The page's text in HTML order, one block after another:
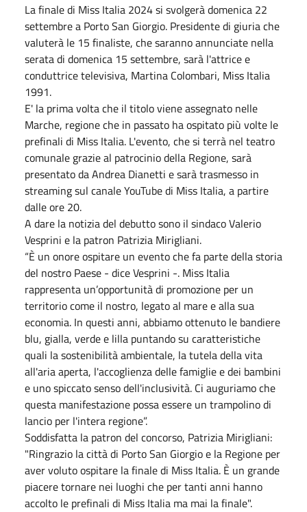
La finale di Miss Italia 2024 si svolgerà domenica 22
settembre a Porto San Giorgio. Presidente di giuria che
valuterà le 15 finaliste, che saranno annunciate nella
serata di domenica 15 settembre, sarà l'attrice e
conduttrice televisiva, Martina Colombari, Miss Italia
1991.
E' la prima volta che il titolo viene assegnato nelle
Marche, regione che in passato ha ospitato più volte le
prefinali di Miss Italia. L'evento, che si terrà nel teatro
comunale grazie al patrocinio della Regione, sarà
presentato da Andrea Dianetti e sarà trasmesso in
streaming sul canale YouTube di Miss Italia, a partire
dalle ore 20.
A dare la notizia del debutto sono il sindaco Valerio
Vesprini e la patron Patrizia Mirigliani.
“È un onore ospitare un evento che fa parte della storia
del nostro Paese - dice Vesprini -. Miss Italia
rappresenta un’opportunità di promozione per un
territorio come il nostro, legato al mare e alla sua
economia. In questi anni, abbiamo ottenuto le bandiere
blu, gialla, verde e lilla puntando su caratteristiche
quali la sostenibilità ambientale, la tutela della vita
all'aria aperta, l'accoglienza delle famiglie e dei bambini
e uno spiccato senso dell'inclusività. Ci auguriamo che
questa manifestazione possa essere un trampolino di
lancio per l'intera regione”.
Soddisfatta la patron del concorso, Patrizia Mirigliani:
"Ringrazio la città di Porto San Giorgio e la Regione per
aver voluto ospitare la finale di Miss Italia. È un grande
piacere tornare nei luoghi che per tanti anni hanno
accolto le prefinali di Miss Italia ma mai la finale".